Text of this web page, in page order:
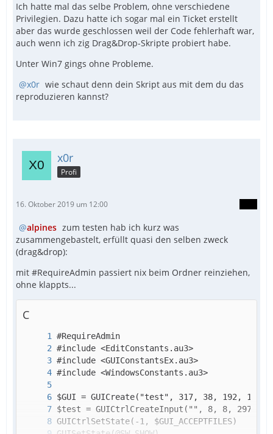
Ich hatte mal das selbe Problem, ohne verschiedene
Privilegien. Dazu hatte ich sogar mal ein Ticket erstellt
aber das wurde geschlossen weil der Code fehlerhaft war,
auch wenn ich zig Drag&Drop-Skripte probiert habe.
Unter Win7 gings ohne Probleme.
x0r wie schaut denn dein Skript aus mit dem du das
reproduzieren kannst?
x0r
Profi
16. Oktober 2019 um 12:00
alpines zum testen hab ich kurz was
zusammengebastelt, erfüllt quasi den selben zweck
(drag&drop):
mit #RequireAdmin passiert nix beim Ordner reinziehen,
ohne klappts...
C